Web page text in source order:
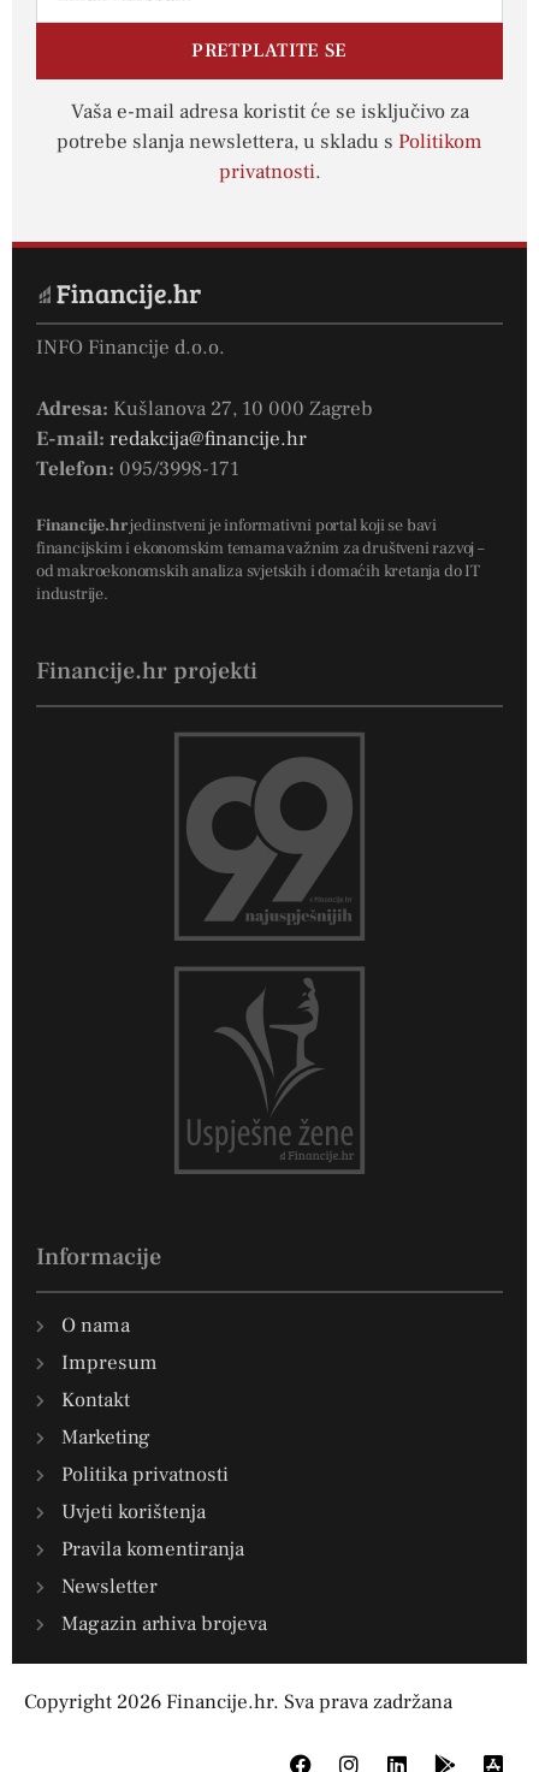
PRETPLATITE SE
Vaša e-mail adresa koristit će se isključivo za
potrebe slanja newslettera, u skladu s Politikom
privatnosti.
INFO Financije d.o.o.
Adresa: Kušlanova 27, 10 000 Zagreb
E-mail: redakcija@financije.hr
Telefon: 095/3998-171
Financije.hrjedinstveni je informativni portal koji se bavi
financijskim i ekonomskim temama važnim za društveni razvoj –
od makroekonomskih analiza svjetskih i domaćih kretanja do IT
industrije.
Financije.hr projekti
Informacije
O nama
Impresum
Kontakt
Marketing
Politika privatnosti
Uvjeti korištenja
Pravila komentiranja
Newsletter
Magazin arhiva brojeva
Copyright 2026 Financije.hr. Sva prava zadržana